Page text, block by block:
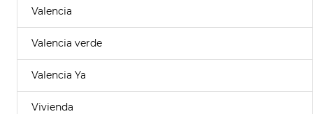
Valencia
Valencia verde
Valencia Ya
Vivienda